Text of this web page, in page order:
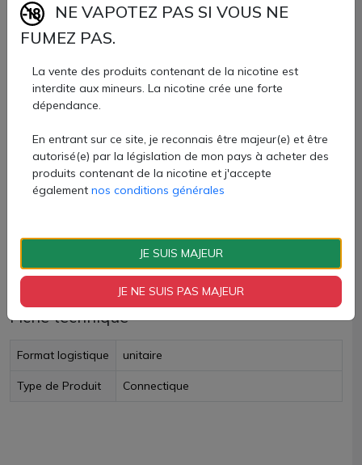
Fonctionne sur tous les modèles de cigarettes ayant un
port micro USB.
Câble Micro USB Golisi vendu à l'unité chez AZVape.
Quantité
AJOUTER À MON PANIER
Livraison rapide
Fiche technique
Format logistique unitaire
Type de Produit Connectique
NE VAPOTEZ PAS SI VOUS NE
FUMEZ PAS.
La vente des produits contenant de la nicotine est
interdite aux mineurs. La nicotine crée une forte
dépendance.
En entrant sur ce site, je reconnais être majeur(e) et être
autorisé(e) par la législation de mon pays à acheter des
produits contenant de la nicotine et j'accepte
également nos conditions générales
JE SUIS MAJEUR
JE NE SUIS PAS MAJEUR